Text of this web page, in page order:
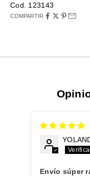
Cod. 123143
COMPARTIR
Envío súper